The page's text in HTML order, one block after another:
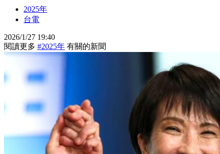
2025年
台電
2026/1/27 19:40
閱讀更多 #2025年 有關的新聞